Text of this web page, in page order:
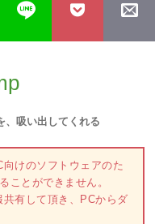
、吸い出してくれる
けのソフトウェアのた
ことができません。
有して頂き、PCからダ